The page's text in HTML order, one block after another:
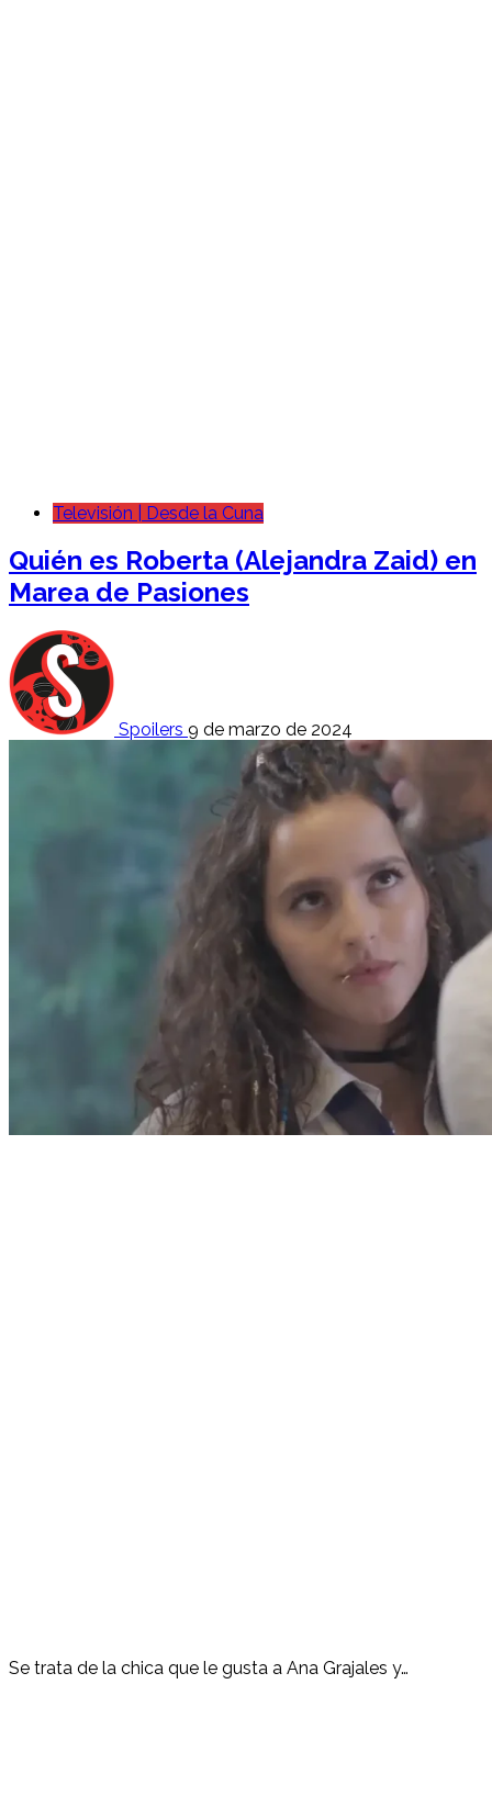
Televisión | Desde la Cuna
Quién es Roberta (Alejandra Zaid) en
Marea de Pasiones
Spoilers 9 de marzo de 2024
Se trata de la chica que le gusta a Ana Grajales y…